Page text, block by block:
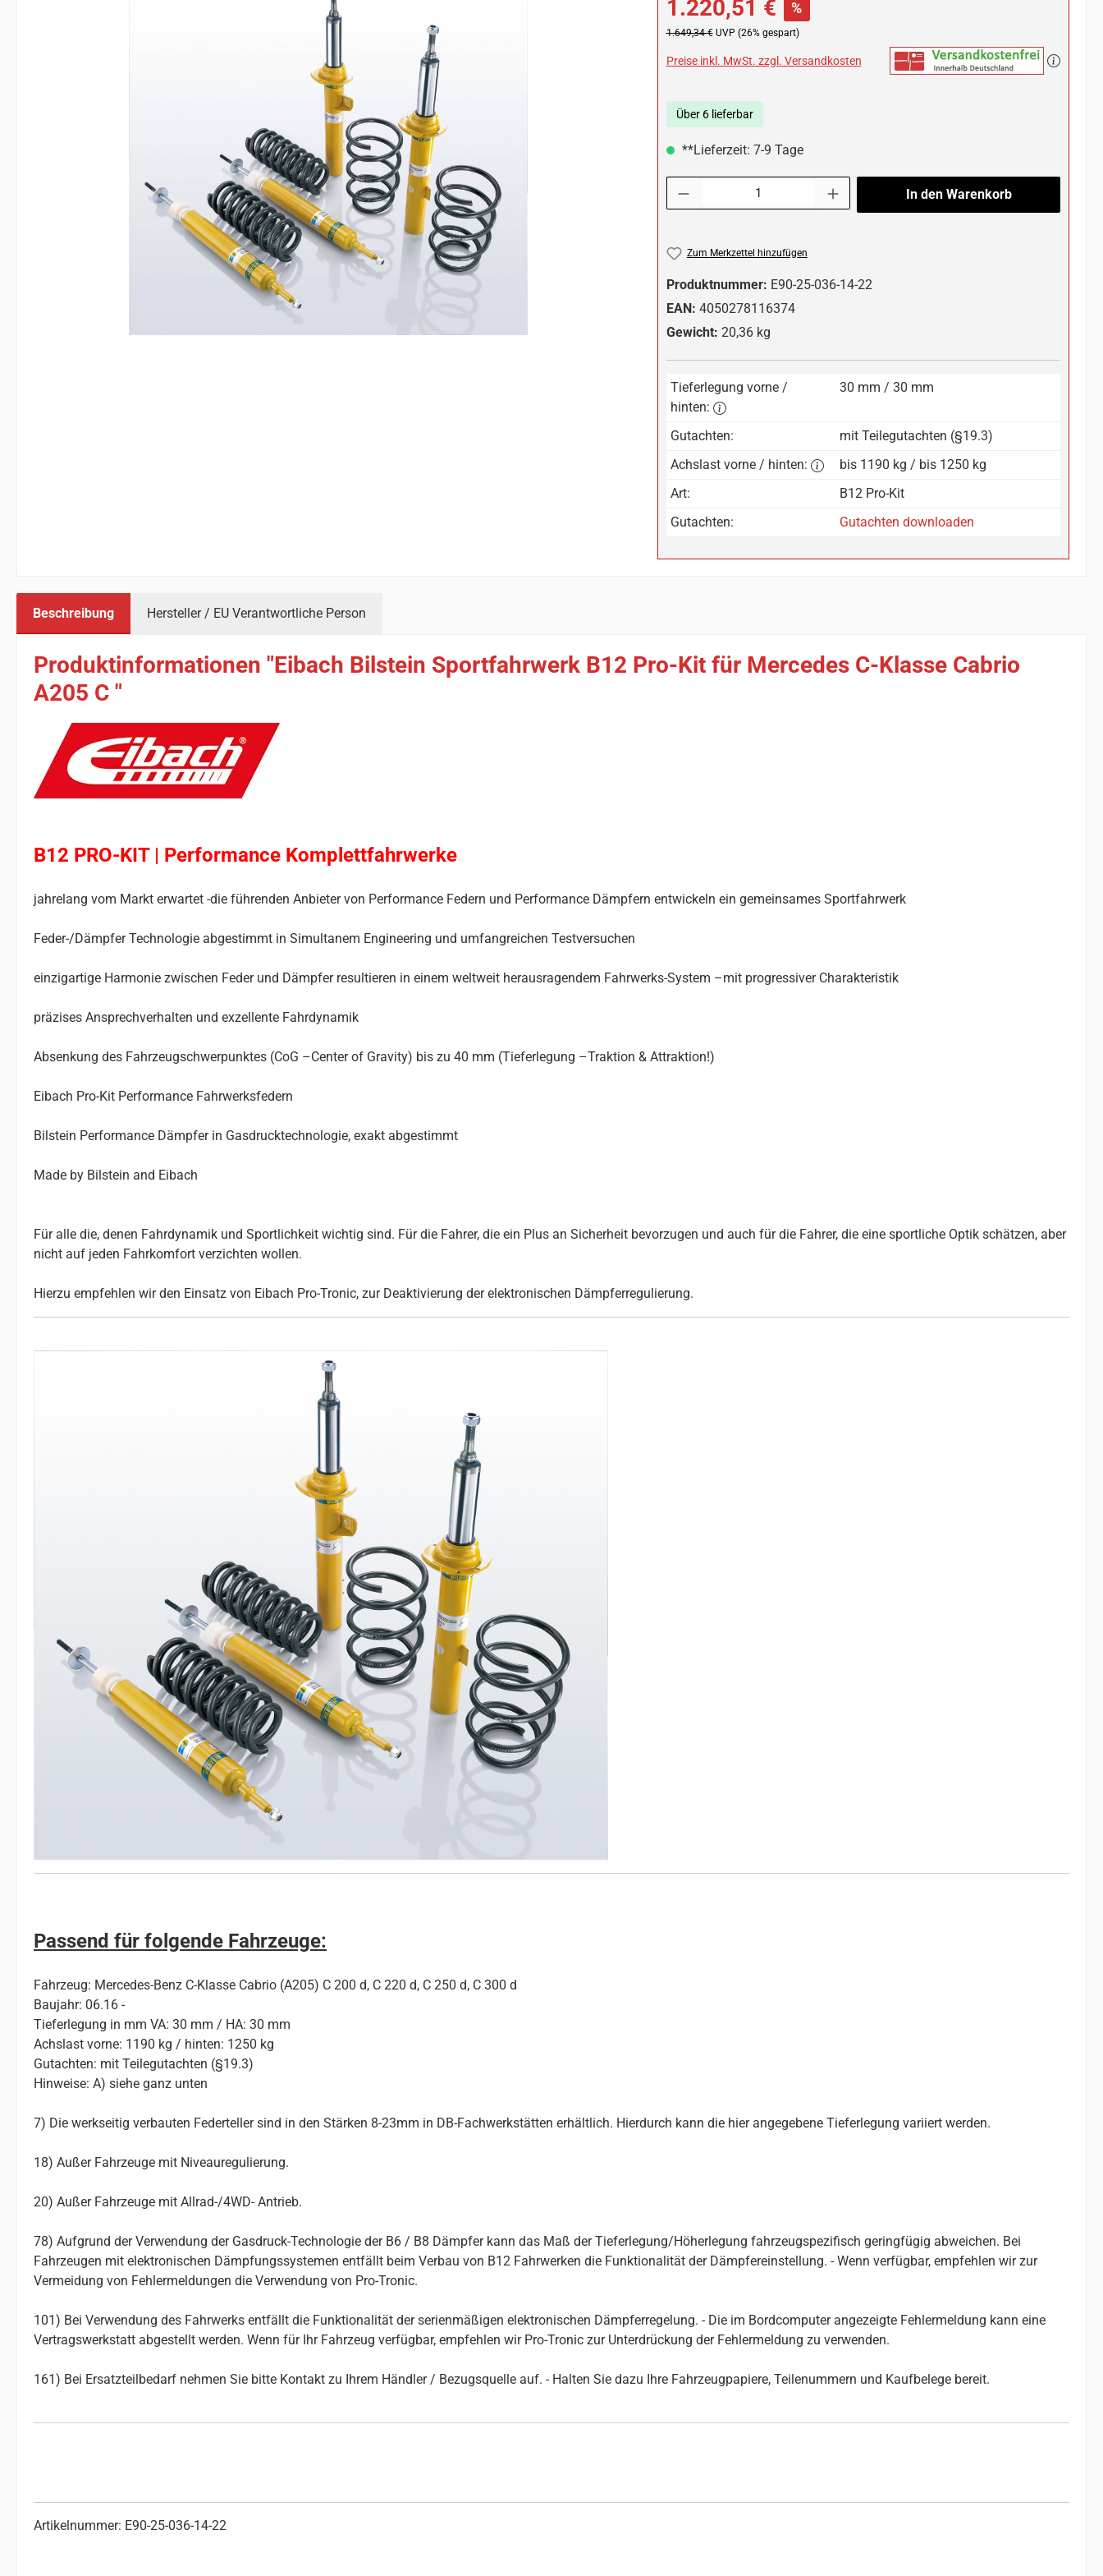
1.220,51 € %
Regulärer Preis:
1.649,34 € UVP (26% gespart)
Preise inkl. MwSt. zzgl. Versandkosten
Über 6 lieferbar
**Lieferzeit: 7-9 Tage
In den Warenkorb
Zum Merkzettel hinzufügen
Produktnummer: E90-25-036-14-22
EAN: 4050278116374
Gewicht: 20,36 kg
Tieferlegung vorne /
hinten:
30 mm / 30 mm
Gutachten:
mit Teilegutachten (§19.3)
Achslast vorne / hinten:
bis 1190 kg / bis 1250 kg
Art:
B12 Pro-Kit
Gutachten:
Gutachten downloaden
Beschreibung Hersteller / EU Verantwortliche Person
Produktinformationen "Eibach Bilstein Sportfahrwerk B12 Pro-Kit für Mercedes C-Klasse Cabrio
A205 C "
B12 PRO-KIT | Performance Komplettfahrwerke
jahrelang vom Markt erwartet -die führenden Anbieter von Performance Federn und Performance Dämpfern entwickeln ein gemeinsames Sportfahrwerk
Feder-/Dämpfer Technologie abgestimmt in Simultanem Engineering und umfangreichen Testversuchen
einzigartige Harmonie zwischen Feder und Dämpfer resultieren in einem weltweit herausragendem Fahrwerks-System –mit progressiver Charakteristik
präzises Ansprechverhalten und exzellente Fahrdynamik
Absenkung des Fahrzeugschwerpunktes (CoG –Center of Gravity) bis zu 40 mm (Tieferlegung –Traktion & Attraktion!)
Eibach Pro-Kit Performance Fahrwerksfedern
Bilstein Performance Dämpfer in Gasdrucktechnologie, exakt abgestimmt
Made by Bilstein and Eibach
Für alle die, denen Fahrdynamik und Sportlichkeit wichtig sind. Für die Fahrer, die ein Plus an Sicherheit bevorzugen und auch für die Fahrer, die eine sportliche Optik schätzen, aber
nicht auf jeden Fahrkomfort verzichten wollen.
Hierzu empfehlen wir den Einsatz von Eibach Pro-Tronic, zur Deaktivierung der elektronischen Dämpferregulierung.
Passend für folgende Fahrzeuge:
Fahrzeug: Mercedes-Benz C-Klasse Cabrio (A205) C 200 d, C 220 d, C 250 d, C 300 d
Baujahr: 06.16 -
Tieferlegung in mm VA: 30 mm / HA: 30 mm
Achslast vorne: 1190 kg / hinten: 1250 kg
Gutachten: mit Teilegutachten (§19.3)
Hinweise: A) siehe ganz unten
7) Die werkseitig verbauten Federteller sind in den Stärken 8-23mm in DB-Fachwerkstätten erhältlich. Hierdurch kann die hier angegebene Tieferlegung variiert werden.
18) Außer Fahrzeuge mit Niveauregulierung.
20) Außer Fahrzeuge mit Allrad-/4WD- Antrieb.
78) Aufgrund der Verwendung der Gasdruck-Technologie der B6 / B8 Dämpfer kann das Maß der Tieferlegung/Höherlegung fahrzeugspezifisch geringfügig abweichen. Bei
Fahrzeugen mit elektronischen Dämpfungssystemen entfällt beim Verbau von B12 Fahrwerken die Funktionalität der Dämpfereinstellung. - Wenn verfügbar, empfehlen wir zur
Vermeidung von Fehlermeldungen die Verwendung von Pro-Tronic.
101) Bei Verwendung des Fahrwerks entfällt die Funktionalität der serienmäßigen elektronischen Dämpferregelung. - Die im Bordcomputer angezeigte Fehlermeldung kann eine
Vertragswerkstatt abgestellt werden. Wenn für Ihr Fahrzeug verfügbar, empfehlen wir Pro-Tronic zur Unterdrückung der Fehlermeldung zu verwenden.
161) Bei Ersatzteilbedarf nehmen Sie bitte Kontakt zu Ihrem Händler / Bezugsquelle auf. - Halten Sie dazu Ihre Fahrzeugpapiere, Teilenummern und Kaufbelege bereit.
Artikelnummer: E90-25-036-14-22